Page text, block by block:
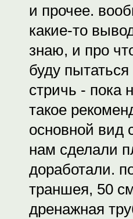
и прочее.
какие-то
знаю, и про
буду
стричь - пока
такое
основной вид
нам сделали
доработали.
траншея, 50
дренажная